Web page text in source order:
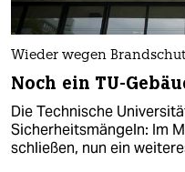
Wieder wegen
Noch ein TU-
Die Technische
Sicherheitsmängeln: Im
schließen, nun ein